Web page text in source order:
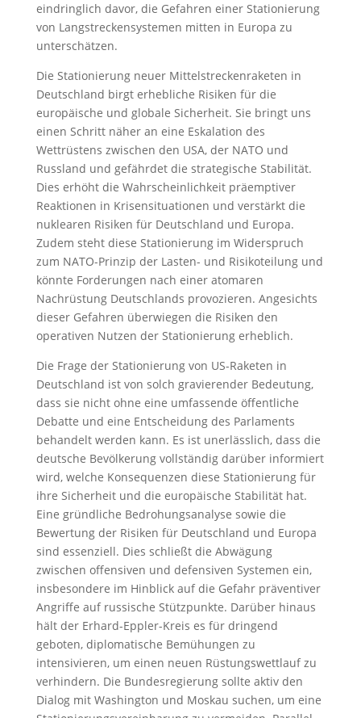
eindringlich davor, die Gefahren einer Stationierung
von Langstreckensystemen mitten in Europa zu
unterschätzen.
Die Stationierung neuer Mittelstreckenraketen in
Deutschland birgt erhebliche Risiken für die
europäische und globale Sicherheit. Sie bringt uns
einen Schritt näher an eine Eskalation des
Wettrüstens zwischen den USA, der NATO und
Russland und gefährdet die strategische Stabilität.
Dies erhöht die Wahrscheinlichkeit präemptiver
Reaktionen in Krisensituationen und verstärkt die
nuklearen Risiken für Deutschland und Europa.
Zudem steht diese Stationierung im Widerspruch
zum NATO-Prinzip der Lasten- und Risikoteilung und
könnte Forderungen nach einer atomaren
Nachrüstung Deutschlands provozieren. Angesichts
dieser Gefahren überwiegen die Risiken den
operativen Nutzen der Stationierung erheblich.
Die Frage der Stationierung von US-Raketen in
Deutschland ist von solch gravierender Bedeutung,
dass sie nicht ohne eine umfassende öffentliche
Debatte und eine Entscheidung des Parlaments
behandelt werden kann. Es ist unerlässlich, dass die
deutsche Bevölkerung vollständig darüber informiert
wird, welche Konsequenzen diese Stationierung für
ihre Sicherheit und die europäische Stabilität hat.
Eine gründliche Bedrohungsanalyse sowie die
Bewertung der Risiken für Deutschland und Europa
sind essenziell. Dies schließt die Abwägung
zwischen offensiven und defensiven Systemen ein,
insbesondere im Hinblick auf die Gefahr präventiver
Angriffe auf russische Stützpunkte. Darüber hinaus
hält der Erhard-Eppler-Kreis es für dringend
geboten, diplomatische Bemühungen zu
intensivieren, um einen neuen Rüstungswettlauf zu
verhindern. Die Bundesregierung sollte aktiv den
Dialog mit Washington und Moskau suchen, um eine